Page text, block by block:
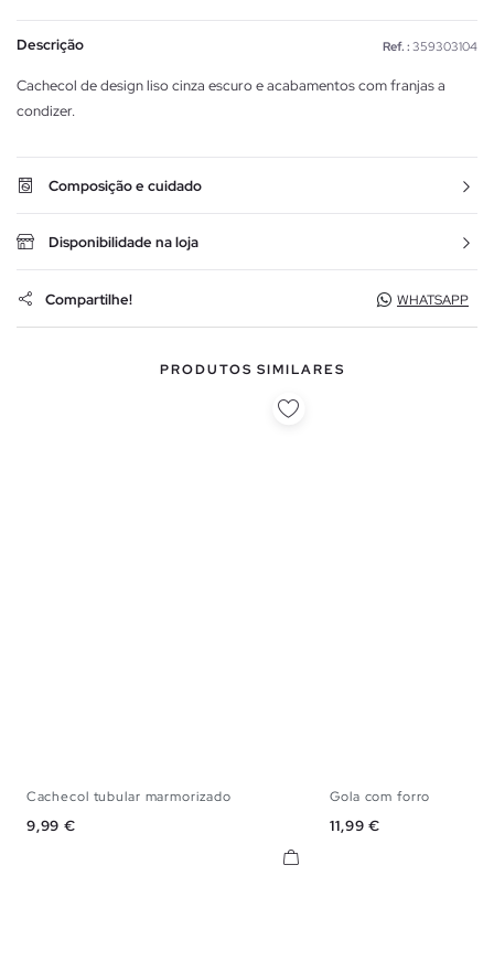
Descrição Ref. : 359303104
Cachecol de design liso cinza escuro e acabamentos com franjas a
condizer.
Composição e cuidado
Disponibilidade na loja
Compartilhe! WHATSAPP
PRODUTOS SIMILARES
Cachecol tubular marmorizado
Preço
9,99 €
Gola com forro
Preço
11,99 €